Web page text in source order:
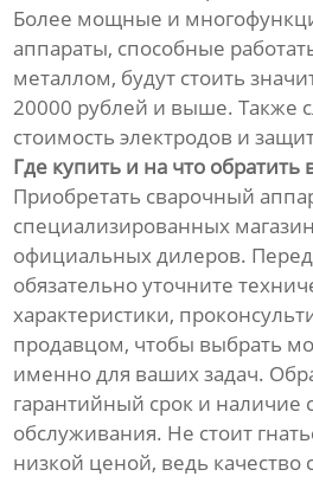
Более мощные и
аппараты, способные
металлом, будут стоить
20000 рублей и выше. Также
стоимость электродов и
Где купить и на что
Приобретать сварочный
специализированных
официальных дилеров.
обязательно уточните
характеристики,
продавцом, чтобы выбрать
именно для ваших задач.
гарантийный срок и наличие
обслуживания. Не стоит
низкой ценой, ведь качество